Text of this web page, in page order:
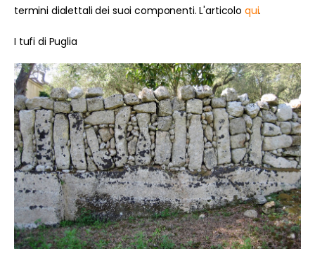
termini dialettali dei suoi componenti. L'articolo qui.
I tufi di Puglia